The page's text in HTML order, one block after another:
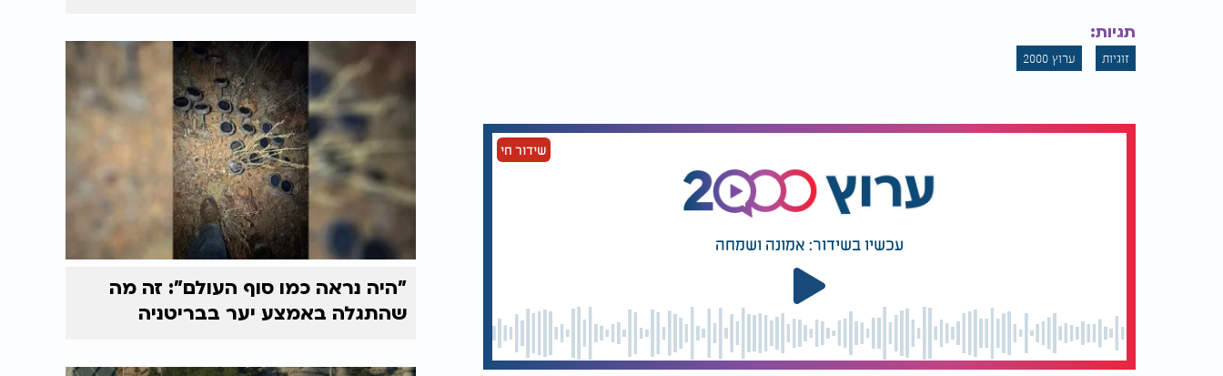
תגיות:
זוגיות ערוץ 2000
שידור חי
עכשיו בשידור: אמונה ושמחה
"היה נראה כמו סוף העולם": זה מה
שהתגלה באמצע יער בבריטניה